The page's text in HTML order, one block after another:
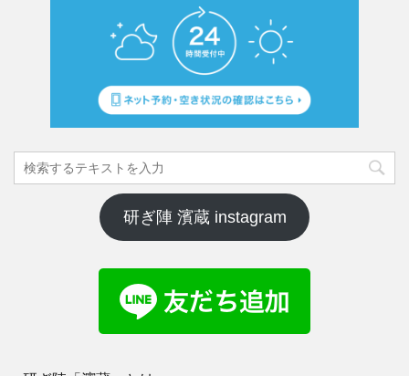
研ぎ陣 濱蔵 instagram